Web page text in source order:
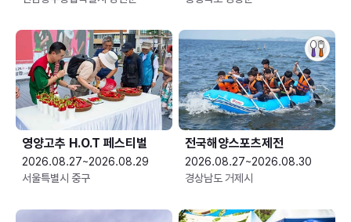
영양고추 H.O.T 페스티벌
2026.08.27~2026.08.29
서울특별시 중구
전국해양스포츠제전
2026.08.27~2026.08.30
경상남도 거제시